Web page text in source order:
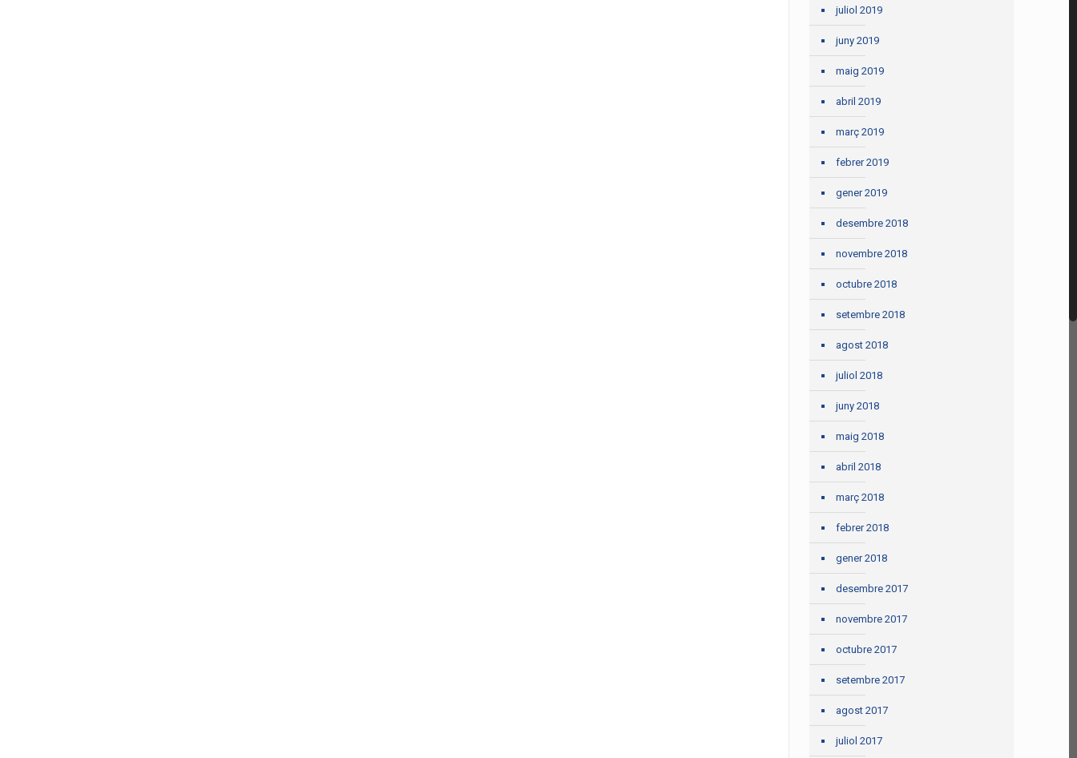
juliol 2019
juny 2019
maig 2019
abril 2019
març 2019
febrer 2019
gener 2019
desembre 2018
novembre 2018
octubre 2018
setembre 2018
agost 2018
juliol 2018
juny 2018
maig 2018
abril 2018
març 2018
febrer 2018
gener 2018
desembre 2017
novembre 2017
octubre 2017
setembre 2017
agost 2017
juliol 2017